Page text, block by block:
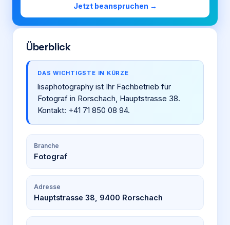
Jetzt beanspruchen →
Überblick
DAS WICHTIGSTE IN KÜRZE
lisaphotography ist Ihr Fachbetrieb für
Fotograf in Rorschach, Hauptstrasse 38.
Kontakt: +41 71 850 08 94.
Branche
Fotograf
Adresse
Hauptstrasse 38, 9400 Rorschach